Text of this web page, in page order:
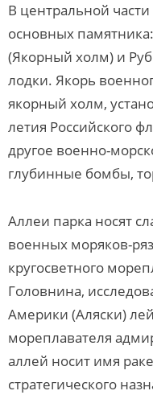
В центральной
основных
(Якорный холм) и
лодки. Якорь
якорный холм,
летия Российского
другое военно-
глубинные бомбы,
Аллеи парка носят
военных моряков-
кругосветного
Головнина,
Америки (Аляски)
мореплавателя
аллей носит имя
стратегического